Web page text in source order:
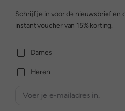
Schrijf je in voor de nieuwsbrief en
instant voucher van 15% korting.
Dames
Heren